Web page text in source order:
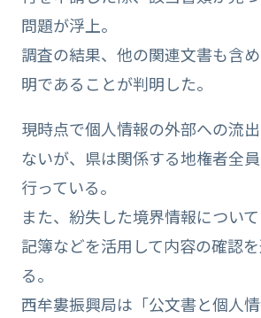
問題が浮上。
調査の結果、他の関連文書も含
明であることが判明した。
現時点で個人情報の外部への流
ないが、県は関係する地権者全
行っている。
また、紛失した境界情報につい
記簿などを活用して内容の確認
る。
西牟婁振興局は「公文書と個人